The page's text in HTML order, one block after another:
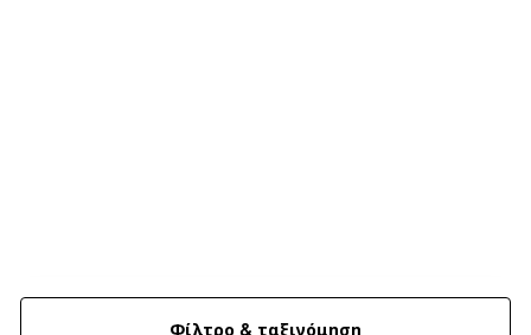
Φίλτρο & ταξινόμηση